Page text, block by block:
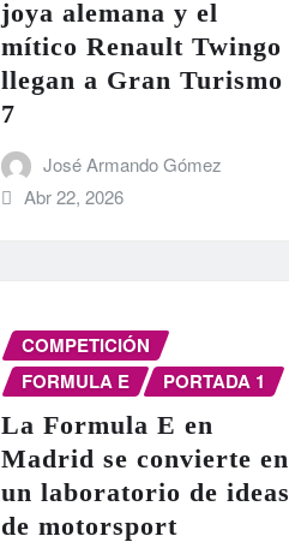
joya alemana y el
mítico Renault Twingo
llegan a Gran Turismo
7
José Armando Gómez
Abr 22, 2026
COMPETICIÓN
FORMULA E
PORTADA 1
La Formula E en
Madrid se convierte en
un laboratorio de ideas
de motorsport